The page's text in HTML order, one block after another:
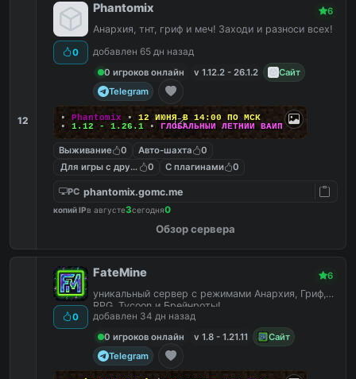
12
0
Phantomix 6
Анархия, тнт, гриф и меч! Заходи и разноси всех!
добавлен 65 дн назад
0 игроков онлайн
v 1.12.2 - 26.1.2
Сайт
Telegram
▪ Phantomix ▪ 12 ИЮНЯ В 14:00 ПО МСК
▪ 1.12 - 1.26.1 ▪ ГЛОБАЛЬНЫЙ ЛЕТНИЙ ВАЙП
Выживание 0 Авто-шахта
0
Для игры с другом0 С плагинами 0
PC phantomix.gomc.me
копий IPв августе3сегодня0
Обзор сервера
0
FateMine 6
уникальный сервер с режимами Анархия, Гриф,
RPG, Tycoon и Брейнроты!
добавлен 34 дн назад
0 игроков онлайн
v 1.8 - 1.21.11
Сайт
Telegram